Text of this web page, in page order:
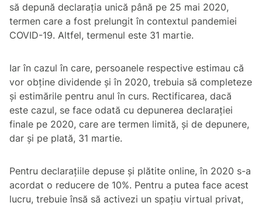
să depună declarația unică până pe 25 mai 2020,
termen care a fost prelungit în contextul pandemiei
COVID-19. Altfel, termenul este 31 martie.
Iar în cazul în care, persoanele respective estimau că
vor obține dividende și în 2020, trebuia să completeze
și estimările pentru anul în curs. Rectificarea, dacă
este cazul, se face odată cu depunerea declarației
finale pe 2020, care are termen limită, și de depunere,
dar și pe plată, 31 martie.
Pentru declarațiile depuse și plătite online, în 2020 s-a
acordat o reducere de 10%. Pentru a putea face acest
lucru, trebuie însă să activezi un spațiu virtual privat,